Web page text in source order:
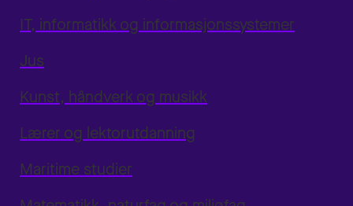
IT, informatikk og informasjonssystemer
Jus
Kunst, håndverk og musikk
Lærer og lektorutdanning
Maritime studier